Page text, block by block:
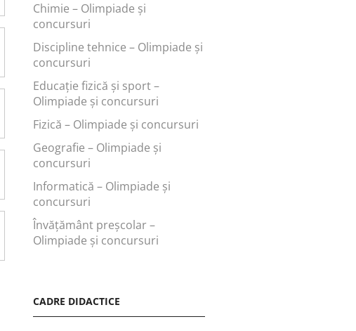
Chimie – Olimpiade și
concursuri
Discipline tehnice – Olimpiade și
concursuri
Educaţie fizică şi sport –
Olimpiade și concursuri
Fizică – Olimpiade și concursuri
Geografie – Olimpiade și
concursuri
Informatică – Olimpiade și
concursuri
Învăţământ preşcolar –
Olimpiade și concursuri
CADRE DIDACTICE